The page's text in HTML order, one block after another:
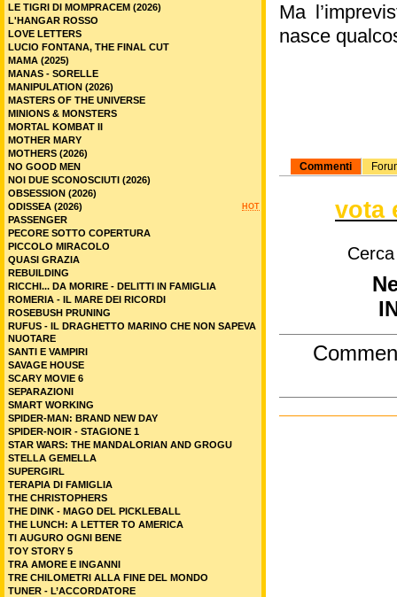
Ma
nasce
Commenti
vota
LE TIGRI DI MOMPRACEM (2026)
L'HANGAR ROSSO
LOVE LETTERS
LUCIO FONTANA, THE FINAL CUT
MAMA (2025)
MANAS - SORELLE
MANIPULATION (2026)
MASTERS OF THE UNIVERSE
MINIONS & MONSTERS
MORTAL KOMBAT II
MOTHER MARY
MOTHERS (2026)
NO GOOD MEN
NOI DUE SCONOSCIUTI (2026)
OBSESSION (2026)
HOT
ODISSEA (2026)
PASSENGER
PECORE SOTTO COPERTURA
PICCOLO MIRACOLO
QUASI GRAZIA
REBUILDING
RICCHI... DA MORIRE - DELITTI IN FAMIGLIA
ROMERIA - IL MARE DEI RICORDI
ROSEBUSH PRUNING
RUFUS - IL DRAGHETTO MARINO CHE NON SAPEVA
NUOTARE
SANTI E VAMPIRI
SAVAGE HOUSE
SCARY MOVIE 6
SEPARAZIONI
SMART WORKING
SPIDER-MAN: BRAND NEW DAY
SPIDER-NOIR - STAGIONE 1
STAR WARS: THE MANDALORIAN AND GROGU
STELLA GEMELLA
SUPERGIRL
TERAPIA DI FAMIGLIA
THE CHRISTOPHERS
THE DINK - MAGO DEL PICKLEBALL
THE LUNCH: A LETTER TO AMERICA
TI AUGURO OGNI BENE
TOY STORY 5
TRA AMORE E INGANNI
TRE CHILOMETRI ALLA FINE DEL MONDO
TUNER - L’ACCORDATORE